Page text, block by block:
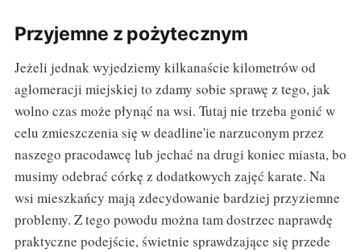
Przyjemne z pożytecznym
Jeżeli jednak wyjedziemy kilkanaście kilometrów od
aglomeracji miejskiej to zdamy sobie sprawę z tego, jak
wolno czas może płynąć na wsi. Tutaj nie trzeba gonić w
celu zmieszczenia się w deadline'ie narzuconym przez
naszego pracodawcę lub jechać na drugi koniec miasta, bo
musimy odebrać córkę z dodatkowych zajęć karate. Na
wsi mieszkańcy mają zdecydowanie bardziej przyziemne
problemy. Z tego powodu można tam dostrzec naprawdę
praktyczne podejście, świetnie sprawdzające się przede